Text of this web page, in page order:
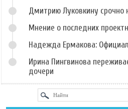
Дмитрию Луковкину
Мнение о последних
Надежда Ермакова:
Ирина Пингвинова
дочери